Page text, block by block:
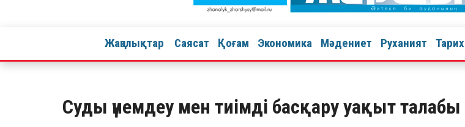
Жаңалықтар Саясат Қоғам Экономика Мәдениет Руханият Тарих
Суды үнемдеу мен тиімді басқару уақыт талабы